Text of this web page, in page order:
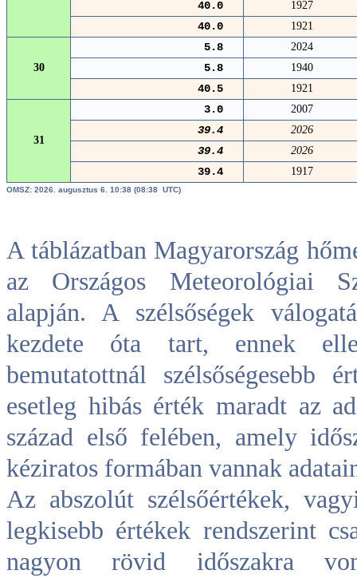
40.0 1927
40.0 1921
30
5.8 2024
5.8 1940
40.5 1921
31
3.0 2007
39.4 2026
39.4 2026
39.4 1917
OMSZ: 2026. augusztus 6. 10:38 (08:38 UTC)
A táblázatban Magyarország
az Országos Meteorológiai
alapján. A szélsőségek
kezdete óta tart, ennek
bemutatottnál szélsőségesebb
esetleg hibás érték maradt az
század első felében, amely
kéziratos formában vannak
Az abszolút szélsőértékek,
legkisebb értékek rendszerint
nagyon rövid időszakra